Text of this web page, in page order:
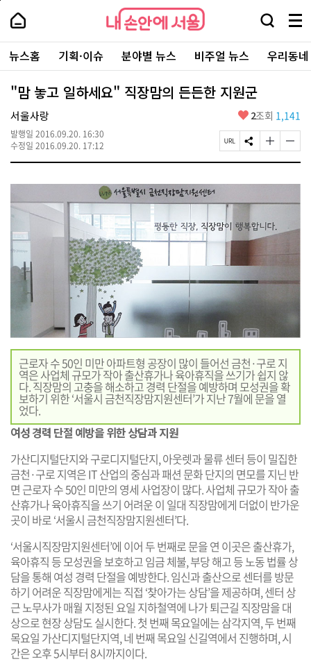
본
로
가
내
손
안
에
서
울
-
서
울
시
대
표
소
포
내
손
에
울
검
창
열
기
메
뉴
전
체
보
주
요
서
뉴스홈 기획·이슈 분야별 뉴스 비주얼 뉴스 우리동
"맘 놓고 일하세요" 직장맘의 든든한 지원군
서울사랑
발행일 2016.09.20. 16:30
수정일 2016.09.20. 17:12
좋
요
2조회 1,141
페
이
U
L
사
S
N
공
하
글
자
기
게
경
하
기
글
자
기
게
경
기
근로자 수 50인 미만 아파트형 공장이 많이 들어선 금천·구로 지
역은 사업체 규모가 작아 출산휴가나 육아휴직을 쓰기가 쉽지 않
다. 직장맘의 고충을 해소하고 경력 단절을 예방하며 모성권을 확
보하기 위한 ‘서울시 금천직장맘지원센터’가 지난 7월에 문을 열
었다.
여성 경력 단절 예방을 위한 상담과 지원
가산디지털단지와 구로디지털단지, 아웃렛과 물류 센터 등이 밀집한
금천·구로 지역은 IT 산업의 중심과 패션 문화 단지의 면모를 지닌 반
면 근로자 수 50인 미만의 영세 사업장이 많다. 사업체 규모가 작아 출
산휴가나 육아휴직을 쓰기 어려운 이 일대 직장맘에게 더없이 반가운
곳이 바로 ‘서울시 금천직장맘지원센터’다.
‘서울시직장맘지원센터’에 이어 두 번째로 문을 연 이곳은 출산휴가,
육아휴직 등 모성권을 보호하고 임금 체불, 부당 해고 등 노동 법률 상
담을 통해 여성 경력 단절을 예방한다. 임신과 출산으로 센터를 방문
하기 어려운 직장맘에게는 직접 ‘찾아가는 상담’을 제공하며, 센터 상
근 노무사가 매월 지정된 요일 지하철역에 나가 퇴근길 직장맘을 대
상으로 현장 상담도 실시한다. 첫 번째 목요일에는 삼각지역, 두 번째
목요일 가산디지털단지역, 네 번째 목요일 신길역에서 진행하며, 시
간은 오후 5시부터 8시까지이다.
페
상
단
로